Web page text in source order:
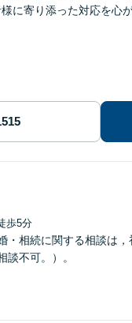
に寄り添った対応を心
歩5分
・相続に関する相談は
談不可。）。